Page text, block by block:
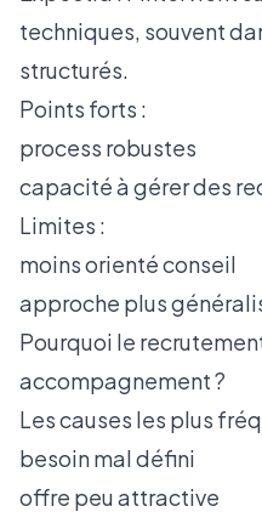
techniques, souvent
structurés.
Points forts :
process robustes
capacité à gérer des
Limites :
moins orienté conseil
approche plus
Pourquoi le
accompagnement ?
Les causes les plus
besoin mal défini
offre peu attractive